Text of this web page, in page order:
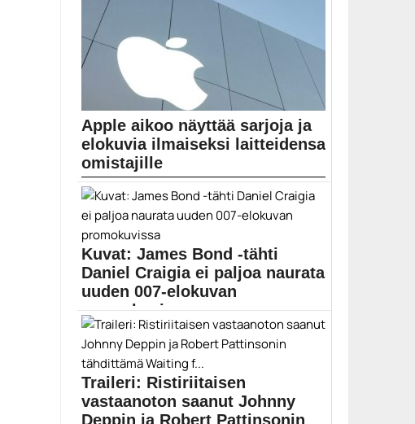
Star Trek: Picard -sarja nähdään Amazon Prime
Videossa...
Brent Spiner
Apple aikoo näyttää sarjoja ja
elokuvia ilmaiseksi laitteidensa
omistajille
Apple aikoo huhujen mukaan näyttää ilmaisia sarjoja
Apple
Kuvat: James Bond -tähti
Daniel Craigia ei paljoa naurata
uuden 007-elokuvan
promokuvissa
Metro-Goldwyn-Mayer Pictures on julkaissut uusia
making of -kuvia...
007 No Time to Die
Traileri: Ristiriitaisen
vastaanoton saanut Johnny
Deppin ja Robert Pattinsonin